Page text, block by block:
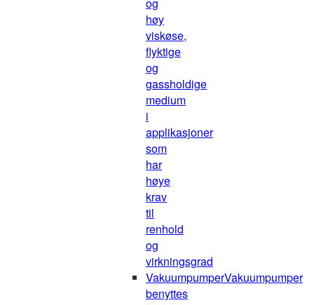
høy
viskøse,
flyktige
og
gassholdige
medium
i
applikasjoner
som
har
høye
krav
til
renhold
og
virkningsgrad
VakuumpumperVakuumpumper
benyttes